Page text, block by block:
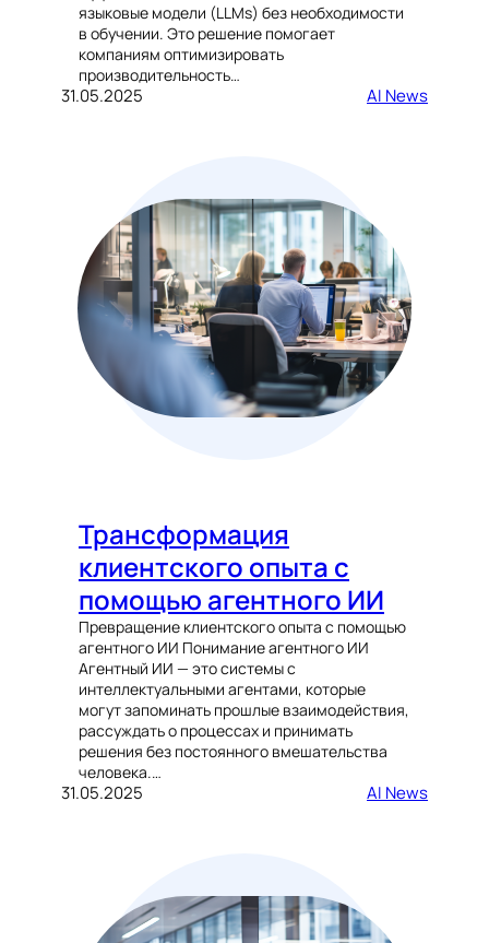
языковые модели (LLMs) без необходимости
в обучении. Это решение помогает
компаниям оптимизировать
производительность…
31.05.2025 AI News
Трансформация
клиентского опыта с
помощью агентного ИИ
Превращение клиентского опыта с помощью
агентного ИИ Понимание агентного ИИ
Агентный ИИ — это системы с
интеллектуальными агентами, которые
могут запоминать прошлые взаимодействия,
рассуждать о процессах и принимать
решения без постоянного вмешательства
человека.…
31.05.2025 AI News